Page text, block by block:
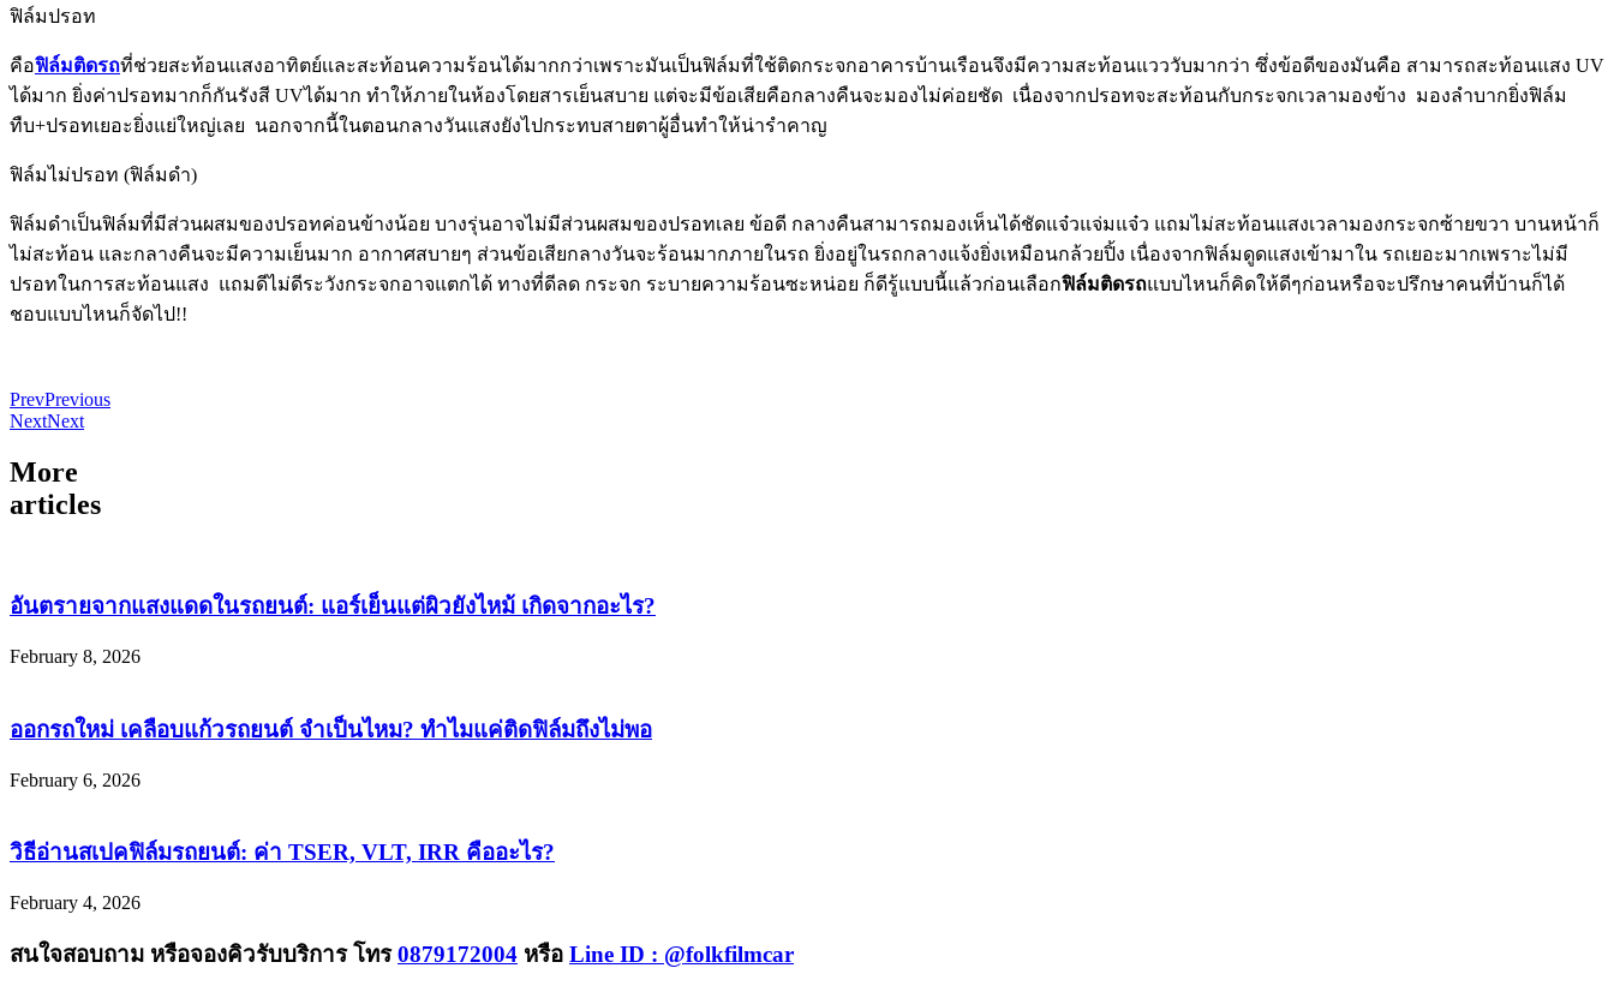
ฟิล์มปรอท
คือฟิล์มติดรถที่ช่วยสะท้อนเเสงอาทิตย์เเละสะท้อนความร้อนได้มากกว่าเพราะมันเป็นฟิล์มที่ใช้ติดกระจกอาคารบ้านเรือนจึงมีความสะท้อนแวววับมากว่า ซึ่งข้อดีของมันคือ สามารถสะท้อนแสง UV
ได้มาก ยิ่งค่าปรอทมากก็กันรังสี UVได้มาก ทำให้ภายในห้องโดยสารเย็นสบาย แต่จะมีข้อเสียคือกลางคืนจะมองไม่ค่อยชัด เนื่องจากปรอทจะสะท้อนกับกระจกเวลามองข้าง มองลำบากยิ่งฟิล์ม
ทืบ+ปรอทเยอะยิ่งแย่ใหญ่เลย นอกจากนี้ในตอนกลางวันแสงยังไปกระทบสายตาผู้อื่นทำให้น่ารำคาญ
ฟิล์มไม่ปรอท (ฟิล์มดำ)
ฟิล์มดำเป็นฟิล์มที่มีส่วนผสมของปรอทค่อนข้างน้อย บางรุ่นอาจไม่มีส่วนผสมของปรอทเลย ข้อดี กลางคืนสามารถมองเห็นได้ชัดแจ๋วแจ่มแจ๋ว แถมไม่สะท้อนแสงเวลามองกระจกซ้ายขวา บานหน้าก็
ไม่สะท้อน และกลางคืนจะมีความเย็นมาก อากาศสบายๆ ส่วนข้อเสียกลางวันจะร้อนมากภายในรถ ยิ่งอยู่ในรถกลางแจ้งยิ่งเหมือนกล้วยปิ้ง เนื่องจากฟิล์มดูดแสงเข้ามาใน รถเยอะมากเพราะไม่มี
ปรอทในการสะท้อนแสง แถมดีไม่ดีระวังกระจกอาจแตกได้ ทางที่ดีลด กระจก ระบายความร้อนซะหน่อย ก็ดีรู้แบบนี้แล้วก่อนเลือกฟิล์มติดรถแบบไหนก็คิดให้ดีๆก่อนหรือจะปรึกษาคนที่บ้านก็ได้
ชอบแบบไหนก็จัดไป!!
PrevPrevious
NextNext
More
articles
อันตรายจากแสงแดดในรถยนต์: แอร์เย็นแต่ผิวยังไหม้ เกิดจากอะไร?
February 8, 2026
ออกรถใหม่ เคลือบแก้วรถยนต์ จำเป็นไหม? ทำไมแค่ติดฟิล์มถึงไม่พอ
February 6, 2026
วิธีอ่านสเปคฟิล์มรถยนต์: ค่า TSER, VLT, IRR คืออะไร?
February 4, 2026
สนใจสอบถาม หรือจองคิวรับบริการ โทร0879172004 หรือ Line ID : @folkfilmcar